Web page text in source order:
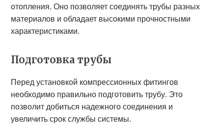
отопления. Оно позволяет соединять трубы разных
материалов и обладает высокими прочностными
характеристиками.
Подготовка трубы
Перед установкой компрессионных фитингов
необходимо правильно подготовить трубу. Это
позволит добиться надежного соединения и
увеличить срок службы системы.